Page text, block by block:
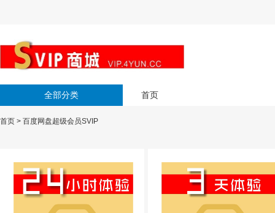
全部分类 首页
首页 > 百度网盘超级会员SVIP